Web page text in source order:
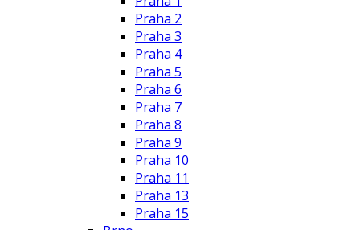
Praha 2
Praha 3
Praha 4
Praha 5
Praha 6
Praha 7
Praha 8
Praha 9
Praha 10
Praha 11
Praha 13
Praha 15